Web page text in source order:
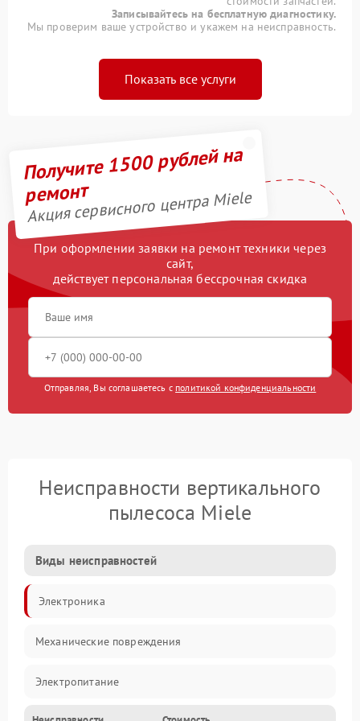
Записывайтесь на бесплатную диагностику.
Мы проверим ваше устройство и укажем на неисправность.
Показать все услуги
Получите 1500 рублей на
ремонт
Акция сервисного центра Miele
При оформлении заявки на ремонт техники через
сайт,
действует персональная бессрочная скидка
Отправляя, Вы соглашаетесь с политикой конфиденциальности
Неисправности вертикального
пылесоса Miele
Виды неисправностей
Электроника
Механические повреждения
Электропитание